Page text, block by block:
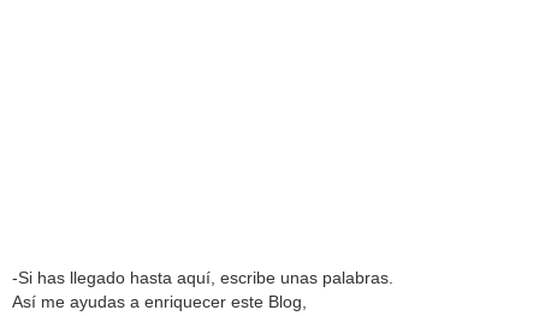
-Si has llegado hasta aquí, escribe unas palabras.
Así me ayudas a enriquecer este Blog,